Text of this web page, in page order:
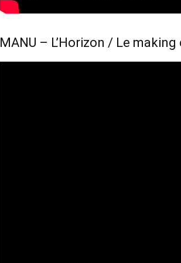
MANU – L’Horizon / Le